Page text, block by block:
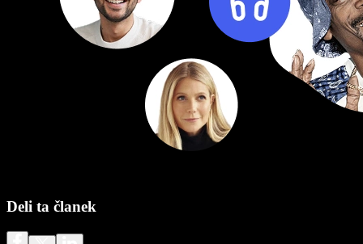
Deli ta članek